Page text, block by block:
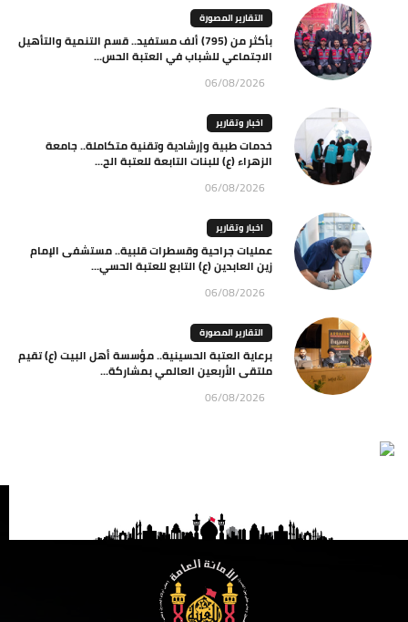
التقارير المصورة
بأكثر من (795) ألف مستفيد.. قسم التنمية والتأهيل
الاجتماعي للشباب في العتبة الحس...
06/08/2026
اخبار وتقارير
خدمات طبية وإرشادية وتقنية متكاملة.. جامعة
الزهراء (ع) للبنات التابعة للعتبة الح...
06/08/2026
اخبار وتقارير
عمليات جراحية وقسطرات قلبية.. مستشفى الإمام
زين العابدين (ع) التابع للعتبة الحسي...
06/08/2026
التقارير المصورة
برعاية العتبة الحسينية.. مؤسسة أهل البيت (ع) تقيم
ملتقى الأربعين العالمي بمشاركة...
06/08/2026